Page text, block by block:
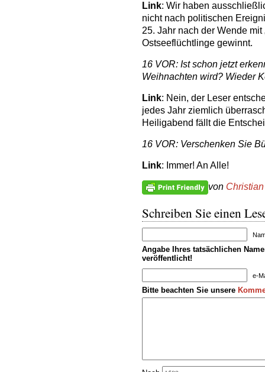
Link: Wir haben
nicht nach politischen
25. Jahr nach der Wende
Ostseeflüchtlinge gewinnt.
16 VOR: Ist schon jetzt
Weihnachten wird? Wieder
Link: Nein, der Leser
jedes Jahr ziemlich
Heiligabend fällt die
16 VOR: Verschenken Sie
Link: Immer! An Alle!
von
Schreiben Sie einen
Angabe Ihres tatsächlichen
veröffentlicht!
e-
Bitte beachten Sie unsere